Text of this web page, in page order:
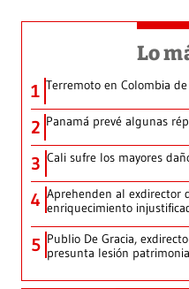
Lo
1 Terremoto en Colombia
2 Panamá prevé algunas
3 Cali sufre los mayores
4 Aprehenden al exdirector
enriquecimiento
5 Publio De Gracia,
presunta lesión